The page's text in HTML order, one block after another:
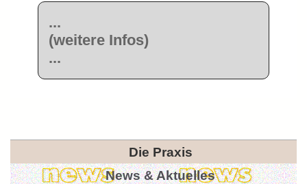
...
(weitere Infos)
...
Die Praxis
News & Aktuelles